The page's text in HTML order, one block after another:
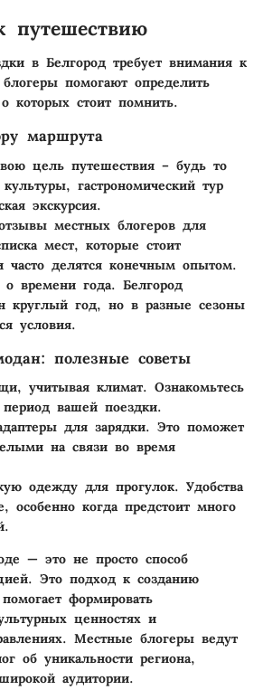
путешествию
в Белгород требует внимания к
помогают определить
которых стоит помнить.
маршрута
цель путешествия – будь то
гастрономический тур
экскурсия.
местных блогеров для
мест, которые стоит
часто делятся конечным опытом.
о времени года. Белгород
круглый год, но в разные сезоны
условия.
полезные советы
учитывая климат. Ознакомьтесь
вашей поездки.
для зарядки. Это поможет
на связи во время
одежду для прогулок. Удобства
особенно когда предстоит много
— это не просто способ
Это подход к созданию
формировать
ценностях и
Местные блогеры ведут
об уникальности региона,
аудитории.